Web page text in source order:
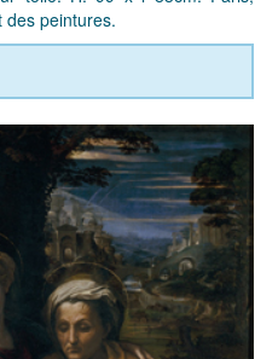
des peintures.